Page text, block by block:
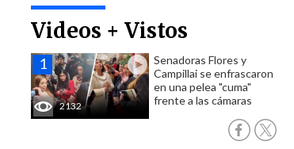
Videos + Vistos
2132
Senadoras Flores y
Campillai se enfrascaron
en una pelea "cuma"
frente a las cámaras